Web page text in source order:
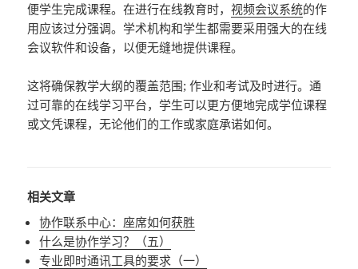
便学生完成课程。在进行在线教育时，视频会议系统的作
用应该过分强调。学术机构和学生都需要采用强大的在线
会议软件和设备，以便无缝地提供课程。
这将确保教学大纲的覆盖范围; 作业和考试及时进行。通
过可靠的在线学习平台，学生可以更方便地完成学位课程
或文凭课程，无论他们的工作或家庭承诺如何。
相关文章
协作联系中心：座席如何获胜
什么是协作学习？（五）
专业即时通讯工具的要求（一）